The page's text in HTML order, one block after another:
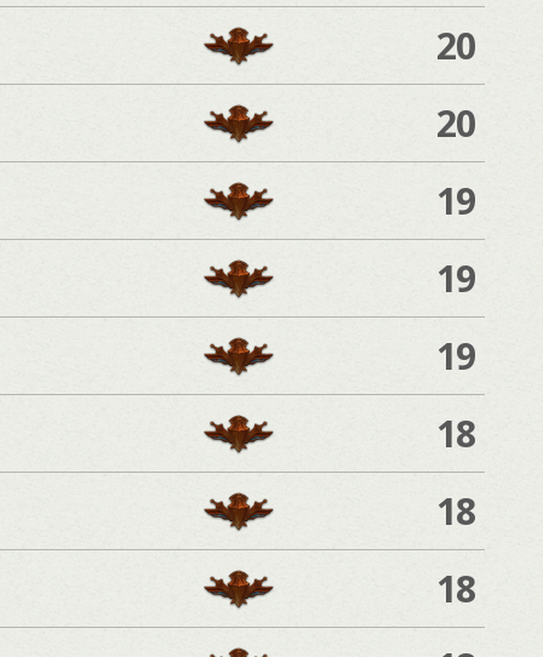
20
20
19
19
19
18
18
18